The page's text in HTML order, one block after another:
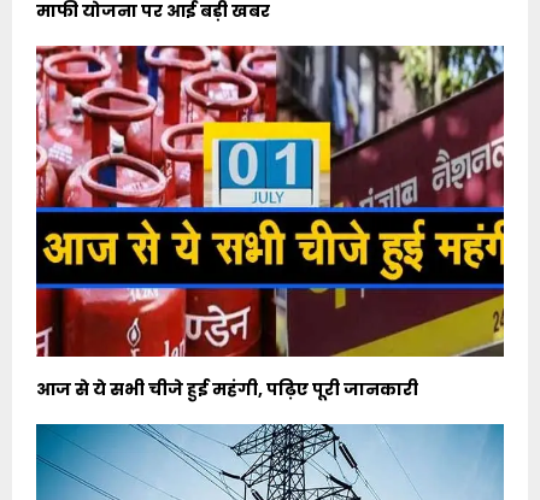
माफी योजना पर आई बड़ी खबर
आज से ये सभी चीजे हुई महंगी, पढ़िए पूरी जानकारी